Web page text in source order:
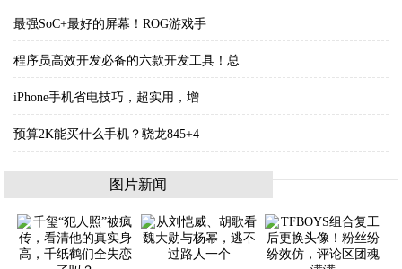
最强SoC+最好的屏幕！ROG游戏手
程序员高效开发必备的六款开发工具！总
iPhone手机省电技巧，超实用，增
预算2K能买什么手机？骁龙845+4
图片新闻